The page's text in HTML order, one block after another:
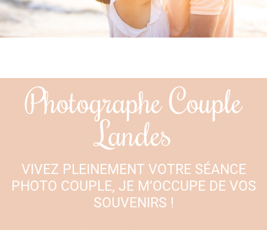
Photographe Couple
Landes
VIVEZ PLEINEMENT VOTRE SÉANCE
PHOTO COUPLE, JE M’OCCUPE DE VOS
SOUVENIRS !